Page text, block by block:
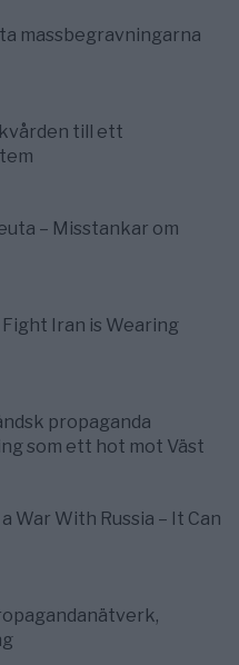
massbegravningarna
till ett
– Misstankar om
Iran is Wearing
propaganda
som ett hot mot Väst
War With Russia – It Can